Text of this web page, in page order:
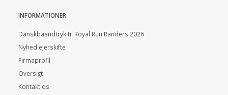
INFORMATIONER
Danskbaandtryk til Royal Run Randers 2026
Nyhed ejerskifte
Firmaprofil
Oversigt
Kontakt os